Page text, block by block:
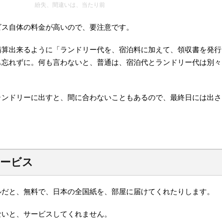
紛失、間違いは、当たり前
自体の料金が高いので、要注意です。
出来るように「ランドリー代を、宿泊料に加えて、領収書を発行
れずに。何も言わないと、普通は、宿泊代とランドリー代は別々
ドリーに出すと、間に合わないこともあるので、最終日には出さ
ビス
と、無料で、日本の全国紙を、部屋に届けてくれたりします。
と、サービスしてくれません。